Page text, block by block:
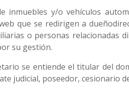
inmuebles y/o vehículos
que se redirigen a
o personas relacionadas
su gestión.
se entiende el titular del
judicial, poseedor, cesionario